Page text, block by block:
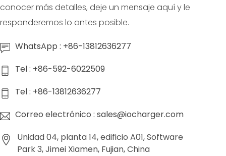
conocer más detalles, deje un mensaje aquí y le
responderemos lo antes posible.
WhatsApp : +86-13812636277
Tel : +86-592-6022509
Tel : +86-13812636277
Correo electrónico : sales@iocharger.com
Unidad 04, planta 14, edificio A01, Software
Park 3, Jimei Xiamen, Fujian, China